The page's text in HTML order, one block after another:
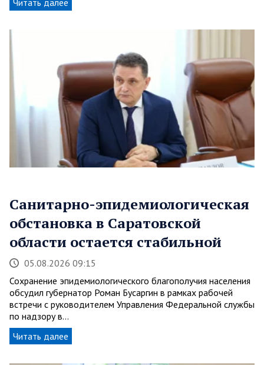
Санитарно-эпидемиологическая
обстановка в Саратовской
области остается стабильной
05.08.2026 09:15
Сохранение эпидемиологического благополучия населения
обсудил губернатор Роман Бусаргин в рамках рабочей
встречи с руководителем Управления Федеральной службы
по надзору в…
Читать далее